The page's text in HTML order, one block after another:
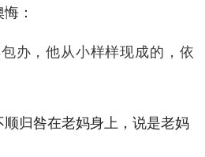
：
办，他从小样样现成的，依
归咎在老妈身上，说是老妈